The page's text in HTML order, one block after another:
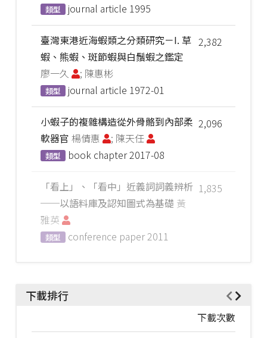
類型 journal article 1995
2,382
臺灣東港近海蝦類之分類研究－I. 草
蝦、熊蝦、斑節蝦與白鬚蝦之鑑定
廖一久
; 陳惠彬
類型 journal article 1972-01
2,096
小蝦子的複雜構造從外骨骼到內部柔
軟器官 楊倩惠 ; 陳天任
類型 book chapter2017-08
1,835
「看上」、「看中」近義詞詞義辨析
──以語料庫及認知圖式為基礎 黃
雅英
類型 conference paper2011
下載排行
下載次數